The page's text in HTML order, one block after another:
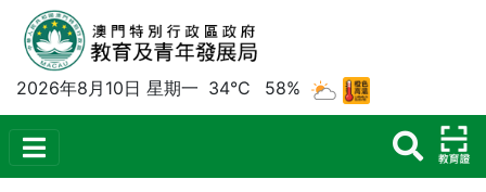
2026年8月10日 星期一 34°C 58%